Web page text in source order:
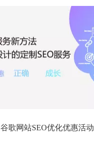
谷歌网站SEO优化优惠活动